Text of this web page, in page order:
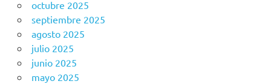
octubre 2025
septiembre 2025
agosto 2025
julio 2025
junio 2025
mayo 2025